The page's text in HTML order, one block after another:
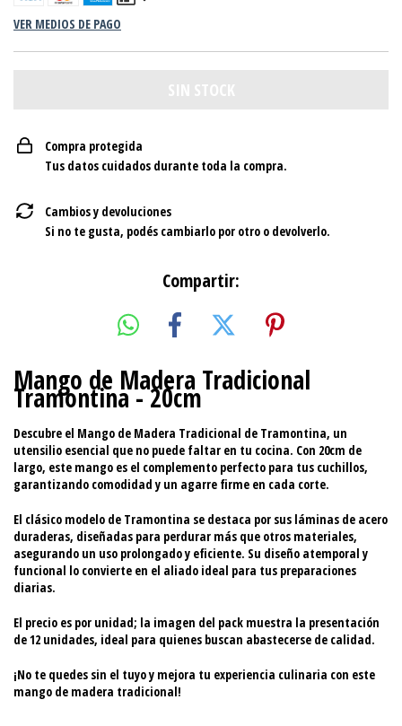
VER MEDIOS DE PAGO
Compra protegida
Tus datos cuidados durante toda la compra.
Cambios y devoluciones
Si no te gusta, podés cambiarlo por otro o devolverlo.
Compartir:
Mango de Madera Tradicional
Tramontina - 20cm
Descubre el Mango de Madera Tradicional de Tramontina, un
utensilio esencial que no puede faltar en tu cocina. Con 20cm de
largo, este mango es el complemento perfecto para tus cuchillos,
garantizando comodidad y un agarre firme en cada corte.
El clásico modelo de Tramontina se destaca por sus láminas de acero
duraderas, diseñadas para perdurar más que otros materiales,
asegurando un uso prolongado y eficiente. Su diseño atemporal y
funcional lo convierte en el aliado ideal para tus preparaciones
diarias.
El precio es por unidad; la imagen del pack muestra la presentación
de 12 unidades, ideal para quienes buscan abastecerse de calidad.
¡No te quedes sin el tuyo y mejora tu experiencia culinaria con este
mango de madera tradicional!